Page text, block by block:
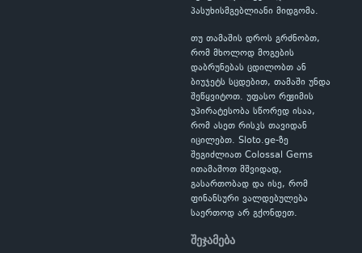
პასუხისმგებლიანი მიდგომა.
თუ თამაშის დროს გრძნობთ,
რომ მხოლოდ მოგების
დაბრუნებას ცდილობთ ან
ბიუჯეტს სცდებით, თამაში უნდა
შეწყვიტოთ. უფასო რეჟიმის
უპირატესობა სწორედ ისაა,
რომ ასეთ რისკს თავიდან
იცილებთ. Sloto.ge-ზე
შეგიძლიათ Colossal Gems
ითამაშოთ მშვიდად,
გასართობად და ისე, რომ
ფინანსური ვალდებულება
საერთოდ არ გქონდეთ.
შეჯამება